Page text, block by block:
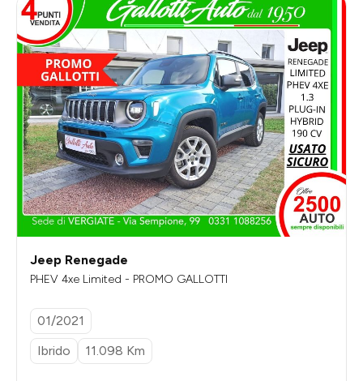
Jeep Renegade
PHEV 4xe Limited - PROMO GALLOTTI
01/2021
Ibrido
11.098 Km